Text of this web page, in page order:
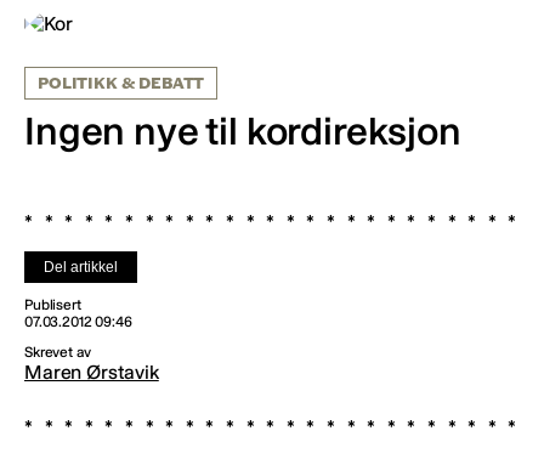
POLITIKK & DEBATT
Ingen nye til kordireksjon
Del artikkel
Publisert
07.03.2012 09:46
Skrevet av
Maren Ørstavik